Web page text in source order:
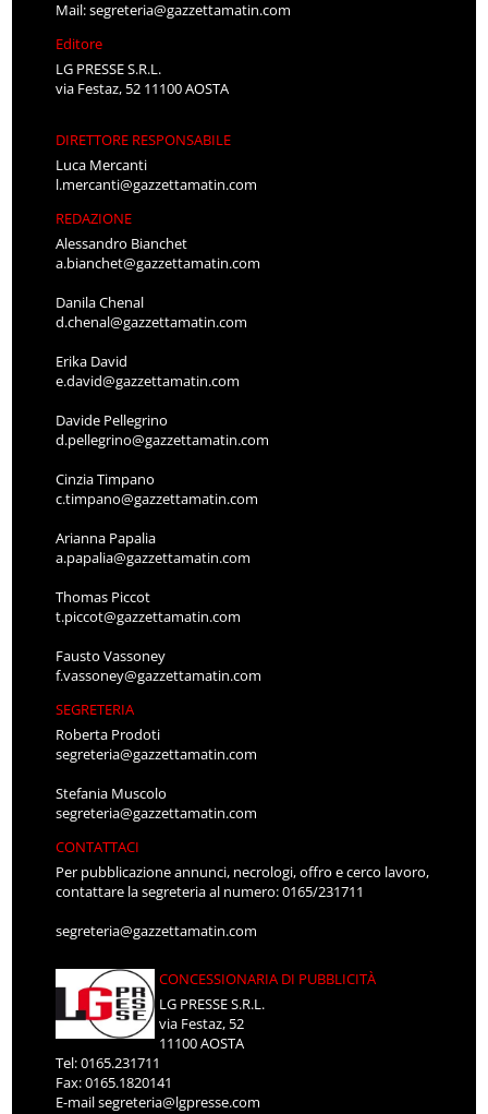
Mail:segreteria@gazzettamatin.com
Editore
LG PRESSE S.R.L.
via Festaz, 52 11100 AOSTA
DIRETTORE RESPONSABILE
Luca Mercanti
l.mercanti@gazzettamatin.com
REDAZIONE
Alessandro Bianchet
a.bianchet@gazzettamatin.com
Danila Chenal
d.chenal@gazzettamatin.com
Erika David
e.david@gazzettamatin.com
Davide Pellegrino
d.pellegrino@gazzettamatin.com
Cinzia Timpano
c.timpano@gazzettamatin.com
Arianna Papalia
a.papalia@gazzettamatin.com
Thomas Piccot
t.piccot@gazzettamatin.com
Fausto Vassoney
f.vassoney@gazzettamatin.com
SEGRETERIA
Roberta Prodoti
segreteria@gazzettamatin.com
Stefania Muscolo
segreteria@gazzettamatin.com
CONTATTACI
Per pubblicazione annunci, necrologi, offro e cerco lavoro,
contattare la segreteria al numero: 0165/231711
segreteria@gazzettamatin.com
CONCESSIONARIA DI PUBBLICITÀ
LG PRESSE S.R.L.
via Festaz, 52
11100 AOSTA
Tel: 0165.231711
Fax: 0165.1820141
E-mailsegreteria@lgpresse.com